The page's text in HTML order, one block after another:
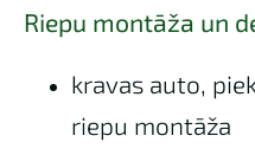
Riepu montāža un
kravas auto,
riepu montāža